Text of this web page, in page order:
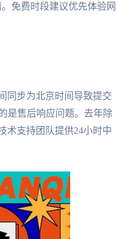
免费时段建议优先体验网
同步为北京时间导致提交
是售后响应问题。去年除
术支持团队提供24小时中